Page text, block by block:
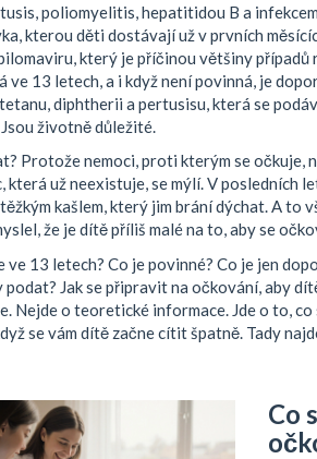
poliomyelitis, hepatitidou B a
kterou děti dostávají už v prvních
který je příčinou většiny
ve 13 letech, a i když není povinná, je
diphtherii a pertusisu, která se
životně důležité.
Protože nemoci, proti kterým se očkuje,
která už neexistuje, se mýlí. V posledních
kašlem, který jim brání dýchat. A to
že je dítě příliš malé na to, aby se
ve 13 letech? Co je povinné? Co je jen
podat? Jak se připravit na očkování, aby
Nejde o teoretické informace. Jde o to,
se vám dítě začne cítit špatně. Tady
Co